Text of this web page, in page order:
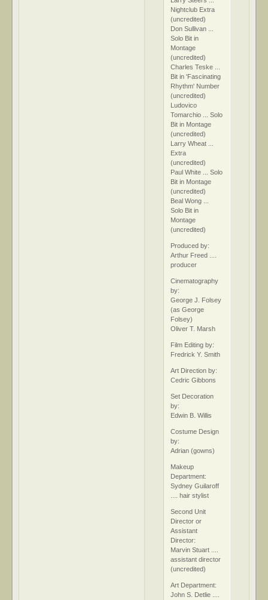
Nightclub Extra
(uncredited)
Don Sullivan ...
Solo Bit in
Montage
(uncredited)
Charles Teske ...
Bit in 'Fascinating
Rhythm' Number
(uncredited)
Ludovico
Tomarchio ... Solo
Bit in Montage
(uncredited)
Larry Wheat ...
Extra
(uncredited)
Paul White ... Solo
Bit in Montage
(uncredited)
Beal Wong ...
Solo Bit in
Montage
(uncredited)
Produced by:
Arthur Freed ....
producer
Cinematography
by:
George J. Folsey
(as George
Folsey)
Oliver T. Marsh
Film Editing by:
Fredrick Y. Smith
Art Direction by:
Cedric Gibbons
Set Decoration
by:
Edwin B. Willis
Costume Design
by:
Adrian (gowns)
Makeup
Department:
Sydney Guilaroff
.... hair stylist
Second Unit
Director or
Assistant
Director:
Marvin Stuart ....
assistant director
(uncredited)
Art Department:
John S. Detlie ....